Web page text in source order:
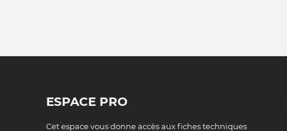
ESPACE PRO
Cet espace vous donne accès aux fiches techniques